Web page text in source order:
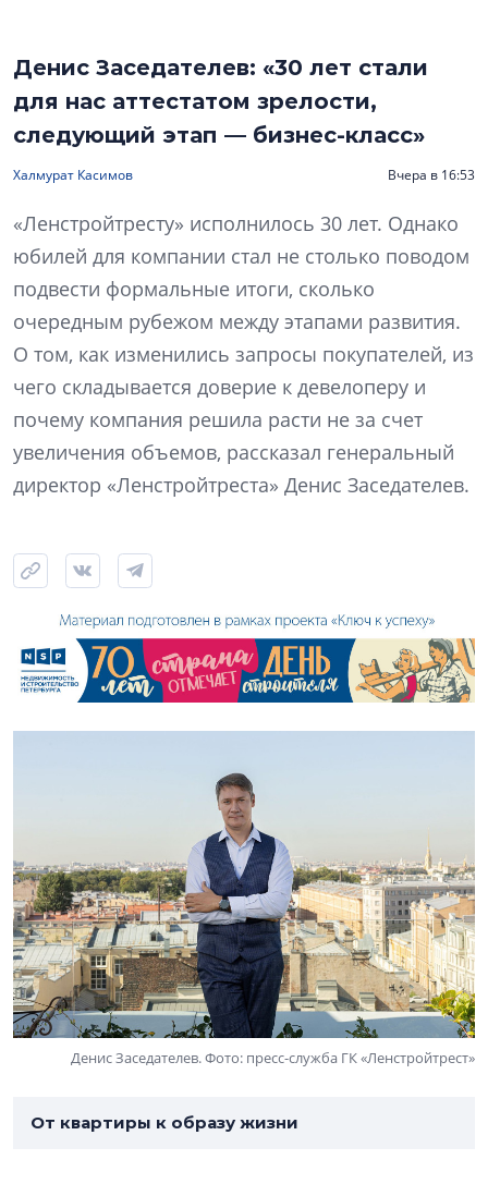
Денис Заседателев: «30 лет стали
для нас аттестатом зрелости,
следующий этап — бизнес-класс»
Халмурат Касимов Вчера в 16:53
«Ленстройтресту» исполнилось 30 лет. Однако
юбилей для компании стал не столько поводом
подвести формальные итоги, сколько
очередным рубежом между этапами развития.
О том, как изменились запросы покупателей, из
чего складывается доверие к девелоперу и
почему компания решила расти не за счет
увеличения объемов, рассказал генеральный
директор «Ленстройтреста» Денис Заседателев.
Денис Заседателев. Фото: пресс-служба ГК «Ленстройтрест»
От квартиры к образу жизни